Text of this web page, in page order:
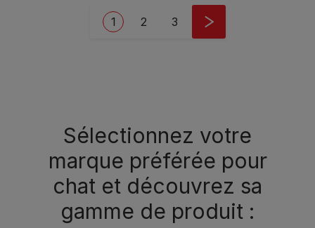
Current page
1 Page
2 Page
3
Sélectionnez votre
marque préférée pour
chat et découvrez sa
gamme de produit :